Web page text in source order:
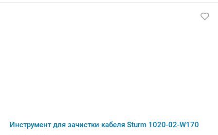
Инструмент для зачистки кабеля Sturm 1020-02-W170